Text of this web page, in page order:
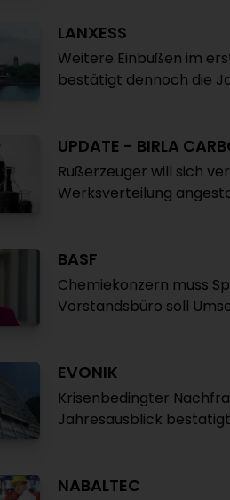
LANXESS
Weitere Einbußen im
bestätigt dennoch die
UPDATE - BIRLA
Rußerzeuger will sich
Werksverteilung
BASF
Chemiekonzern muss
Vorstandsbüro soll
EVONIK
Krisenbedingter
Jahresausblick bestätigt
NABALTEC